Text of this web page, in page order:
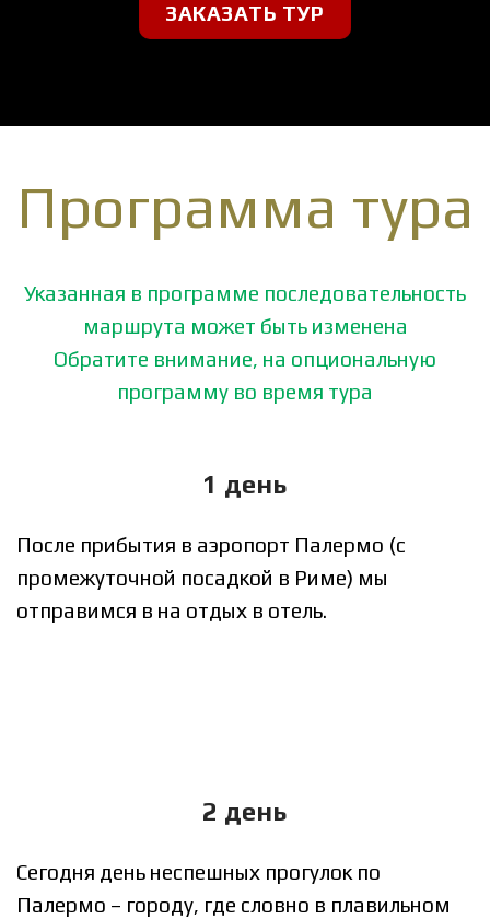
ЗАКАЗАТЬ ТУР
Программа тура
Указанная в программе последовательность
маршрута может быть изменена
Обратите внимание, на опциональную
программу во время тура
1 день
После прибытия в аэропорт Палермо (с
промежуточной посадкой в Риме) мы
отправимся в на отдых в отель.
2 день
Сегодня день неспешных прогулок по
Палермо – городу, где словно в плавильном